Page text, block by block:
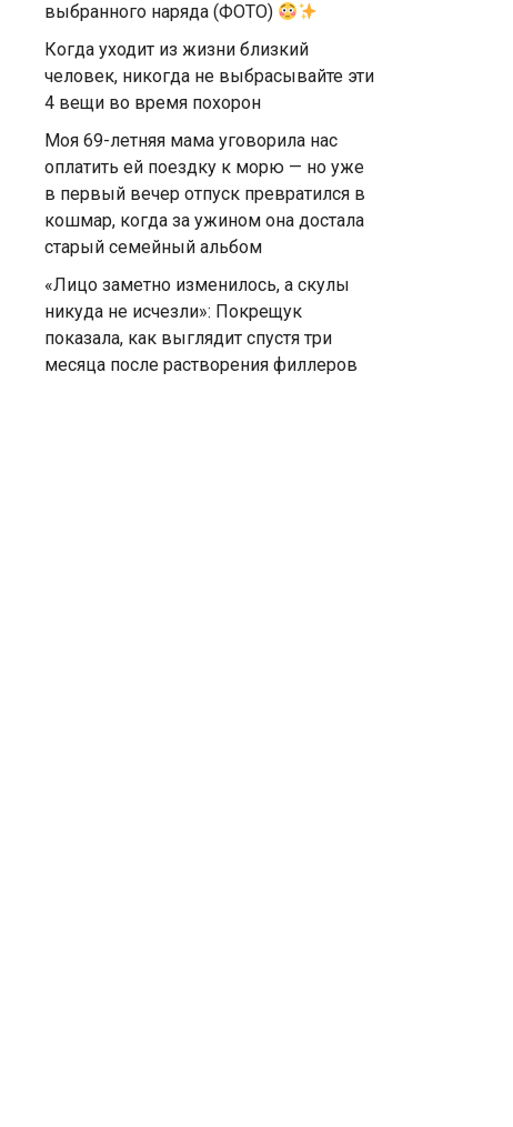
выбранного наряда (ФОТО)
Когда уходит из жизни близкий
человек, никогда не выбрасывайте эти
4 вещи во время похорон
Моя 69-летняя мама уговорила нас
оплатить ей поездку к морю — но уже
в первый вечер отпуск превратился в
кошмар, когда за ужином она достала
старый семейный альбом
«Лицо заметно изменилось, а скулы
никуда не исчезли»: Покрещук
показала, как выглядит спустя три
месяца после растворения филлеров